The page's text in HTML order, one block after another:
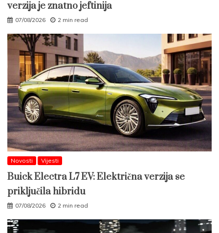
verzija je znatno jeftinija
07/08/2026 2 min read
Novosti Vijesti
Buick Electra L7 EV: Električna verzija se
priključila hibridu
07/08/2026 2 min read